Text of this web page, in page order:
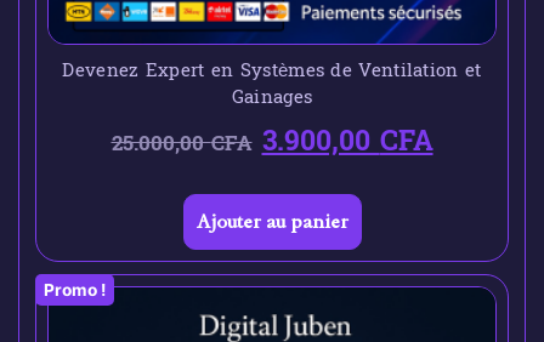
Devenez Expert en Systèmes de Ventilation et
Gainages
25.000,00CFA 3.900,00CFA
Ajouter au panier
Promo !